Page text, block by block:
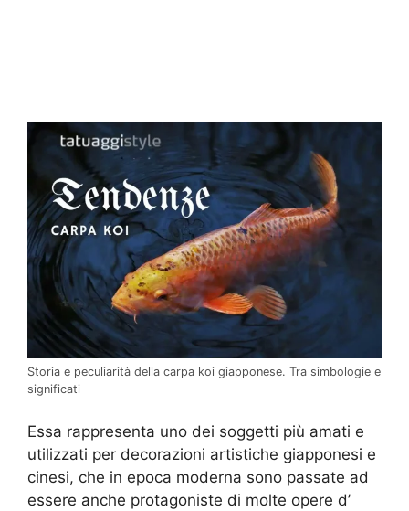
Storia e peculiarità della carpa koi giapponese. Tra simbologie e
significati
Essa rappresenta uno dei soggetti più amati e
utilizzati per decorazioni artistiche giapponesi e
cinesi, che in epoca moderna sono passate ad
essere anche protagoniste di molte opere d’